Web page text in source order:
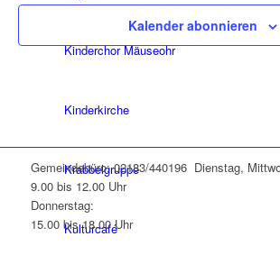
Kinderchor Mäuseohr
Kinderkirche
Krabbelgruppe
Kulturcafé
Kalender abonnieren
Gemeindebüro: 02183/440196 Dienstag,
9.00 bis 12.00 Uhr
Donnerstag:
15.00 bis 18.00 Uhr